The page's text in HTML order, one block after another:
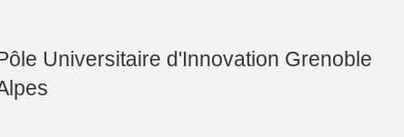
Universitaire d'Innovation Grenoble